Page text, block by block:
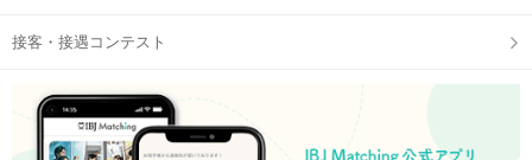
接客・接遇コンテスト